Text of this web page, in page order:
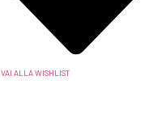
VAI ALLA WISHLIST